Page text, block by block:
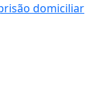
domiciliar